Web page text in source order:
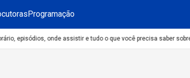
Programação
episódios, onde assistir e tudo o que você precisa saber sobre